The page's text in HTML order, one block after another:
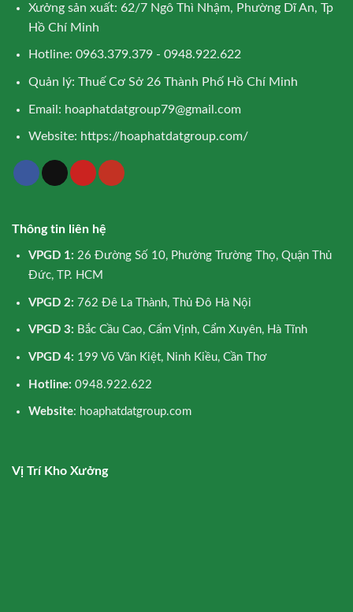
Xưởng sản xuất: 62/7 Ngô Thì Nhậm, Phường Dĩ An, Tp
Hồ Chí Minh
Hotline: 0963.379.379 - 0948.922.622
Quản lý: Thuế Cơ Sở 26 Thành Phố Hồ Chí Minh
Email: hoaphatdatgroup79@gmail.com
Website: https://hoaphatdatgroup.com/
Thông tin liên hệ
VPGD 1: 26 Đường Số 10, Phường Trường Thọ, Quận Thủ
Đức, TP. HCM
VPGD 2: 762 Đê La Thành, Thủ Đô Hà Nội
VPGD 3: Bắc Cầu Cao, Cẩm Vịnh, Cẩm Xuyên, Hà Tĩnh
VPGD 4: 199 Võ Văn Kiệt, Ninh Kiều, Cần Thơ
Hotline: 0948.922.622
Website: hoaphatdatgroup.com
Vị Trí Kho Xưởng